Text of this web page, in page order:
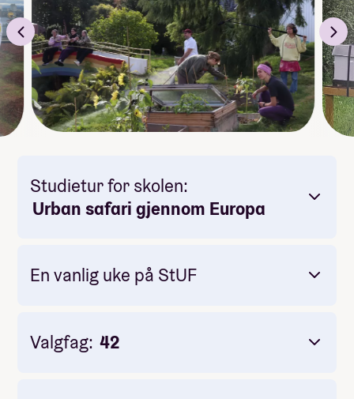
Studietur for skolen:
Urban safari gjennom Europa
En vanlig uke på StUF
Valgfag: 42